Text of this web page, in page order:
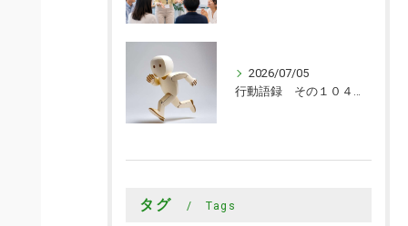
2026/07/05
行動語録 その１０４０ 行動あるのみ！
タグ Tags